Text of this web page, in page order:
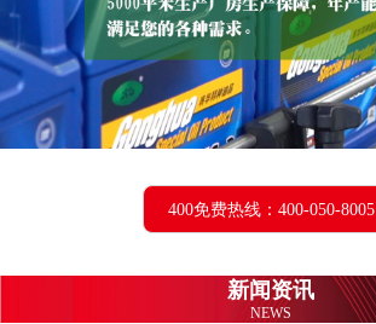
400免费热线：400-050-8005
新闻资讯
NEWS